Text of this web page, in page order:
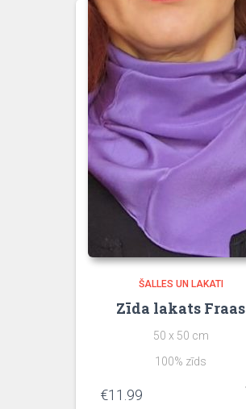
ŠALLES UN LAKATI
Zīda lakats Fraas
50 x 50 cm
100% zīds
€11.99